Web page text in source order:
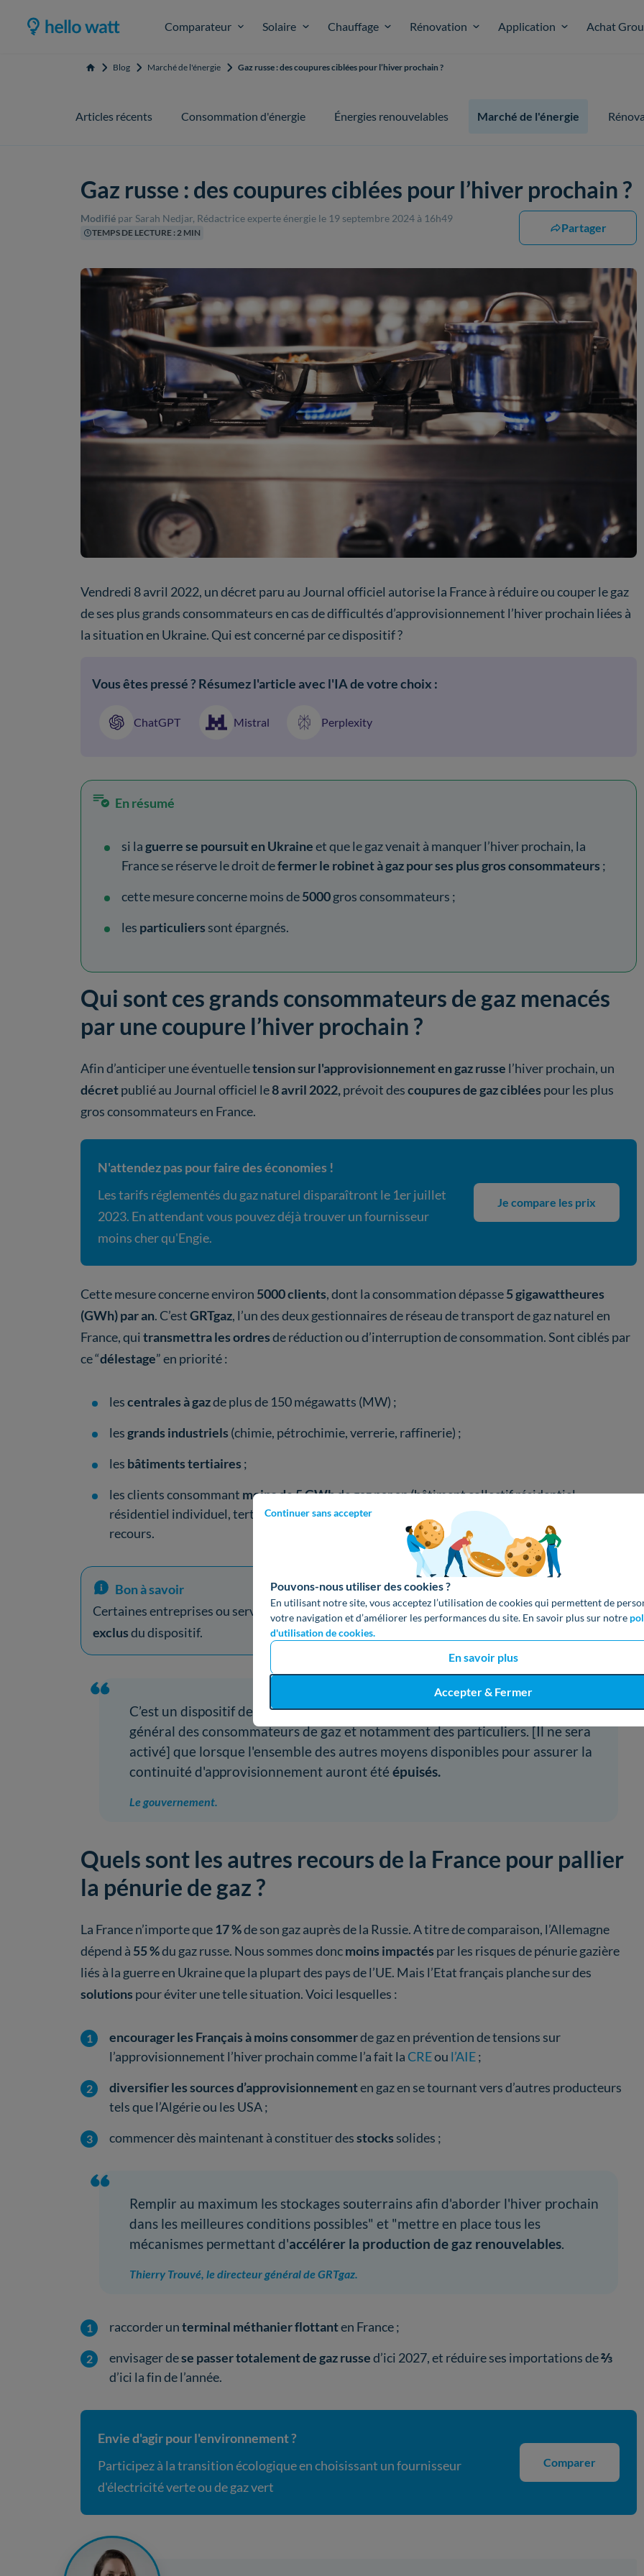
Comparateur Solaire Chauffage Rénovation Application Achat
Continuer sans accepter
Pouvons-nous utiliser des cookies ?
En utilisant notre site, vous acceptez l’utilisation de cookies qui permettent de
votre navigation et d’améliorer les performances du site. En savoir plus sur notre
d'utilisation de cookies.
En savoir plus
Accepter & Fermer
Accueil Blog Marché de l'énergie Gaz russe : des coupures ciblées pour l’hiver prochain ?
Articles récents Consommation d'énergie Énergies renouvelables Marché de l'énergie
Gaz russe : des coupures ciblées pour l’hiver prochain ?
Modifié par Sarah Nedjar, Rédactrice experte énergie le 19 septembre 2024 à 16h49
TEMPS DE LECTURE : 2 MIN Partager
Vendredi 8 avril 2022, un décret paru au Journal officiel autorise la France à réduire ou couper le gaz
de ses plus grands consommateurs en cas de difficultés d’approvisionnement l’hiver prochain liées à
la situation en Ukraine. Qui est concerné par ce dispositif ?
Vous êtes pressé ? Résumez l'article avec l'IA de votre choix :
ChatGPT Mistral Perplexity
En résumé
si laguerre se poursuit en Ukraineet que le gaz venait à manquer l’hiver prochain, la
France se réserve le droit defermer le robinet à gaz pour ses plus gros consommateurs ;
cette mesure concerne moins de5000gros consommateurs ;
les particuliers sont épargnés.
Qui sont ces grands consommateurs de gaz menacés
par une coupure l’hiver prochain ?
Afin d’anticiper une éventuelletension sur l'approvisionnement en gaz russe l’hiver prochain, un
décretpublié au Journal officiel le8 avril 2022, prévoit descoupures de gaz ciblées pour les plus
gros consommateurs en France.
N'attendez pas pour faire des économies !
Les tarifs réglementés du gaz naturel disparaîtront le 1er juillet
2023. En attendant vous pouvez déjà trouver un fournisseur
moins cher qu'Engie.
Je compare les prix
Cette mesure concerne environ 5000 clients, dont la consommation dépasse5 gigawattheures
(GWh) par an. C’estGRTgaz, l’un des deux gestionnaires de réseau de transport de gaz naturel en
France, quitransmettra les ordresde réduction ou d’interruption de consommation. Sont ciblés par
ce “délestage” en priorité :
lescentrales à gazde plus de 150 mégawatts (MW) ;
lesgrands industriels (chimie, pétrochimie, verrerie, raffinerie) ;
les bâtiments tertiaires ;
les clients consommant moins de 5 GWhde gaz par an (bâtiment collectif résidentiel,
résidentiel individuel, tertiaire, commerces, petits industriels) ne sont concernés qu’en dernier
recours.
Bon à savoir
Certaines entreprises ou services publics essentiels comme leshôpitaux ou les écoles sont
exclusdu dispositif.
C’est un dispositif de dernier recoursqui vise à préserver l’approvisionnement
général des consommateurs de gaz et notamment des particuliers. [Il ne sera
activé] que lorsque l'ensemble des autres moyens disponibles pour assurer la
continuité d'approvisionnement auront étéépuisés.
Le gouvernement.
Quels sont les autres recours de la France pour pallier
la pénurie de gaz ?
La France n’importe que17 %de son gaz auprès de la Russie. A titre de comparaison, l’Allemagne
dépend à 55 %du gaz russe. Nous sommes doncmoins impactés par les risques de pénurie gazière
liés à la guerre en Ukraine que la plupart des pays de l’UE. Mais l’Etat français planche sur des
solutions pour éviter une telle situation. Voici lesquelles :
encourager les Français à moins consommerde gaz en prévention de tensions sur
l’approvisionnement l’hiver prochain comme l’a fait la CREou l’AIE;
diversifier les sources d’approvisionnementen gaz en se tournant vers d’autres producteurs
tels que l’Algérie ou les USA ;
commencer dès maintenant à constituer desstocks solides ;
Remplir au maximum les stockages souterrains afin d'aborder l'hiver prochain
dans les meilleures conditions possibles" et "mettre en place tous les
mécanismes permettant d'accélérer la production de gaz renouvelables.
Thierry Trouvé, le directeur général de GRTgaz.
raccorder unterminal méthanier flottanten France ;
envisager dese passer totalement de gaz russed’ici 2027, et réduire ses importations de⅔
d’ici la fin de l’année.
Envie d'agir pour l'environnement ?
Participez à la transition écologique en choisissant un fournisseur
d'électricité verte ou de gaz vert
Comparer